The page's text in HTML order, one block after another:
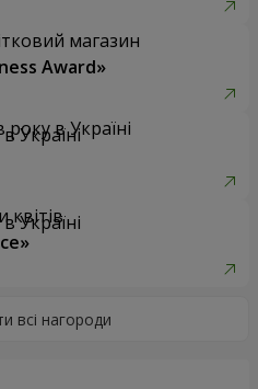
магазин
Award»
року в Україні
квітів